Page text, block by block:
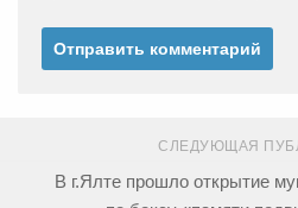
СЛЕДУЮЩАЯ
В г.Ялте прошло открытие